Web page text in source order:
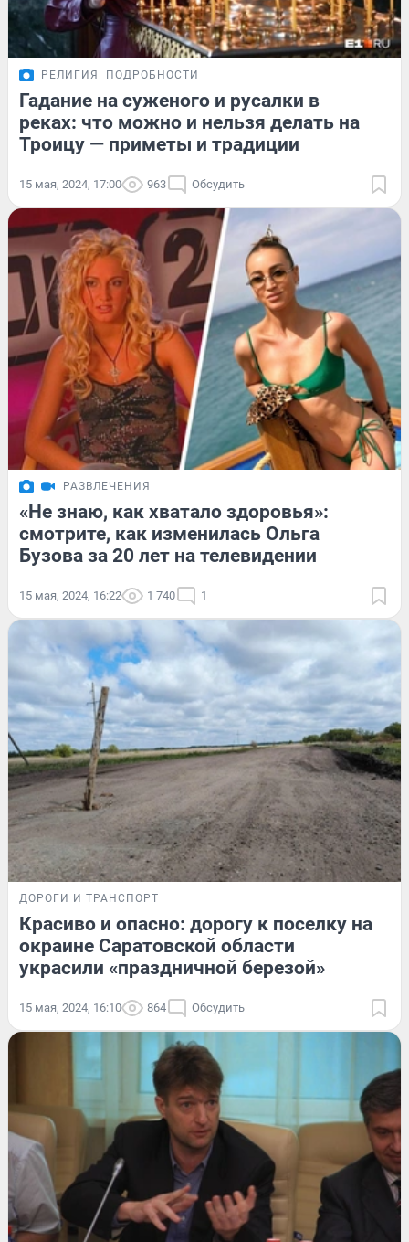
РЕЛИГИЯ ПОДРОБНОСТИ
Гадание на суженого и русалки в
реках: что можно и нельзя делать на
Троицу — приметы и традиции
15 мая, 2024, 17:00 963 Обсудить
РАЗВЛЕЧЕНИЯ
«Не знаю, как хватало здоровья»:
смотрите, как изменилась Ольга
Бузова за 20 лет на телевидении
15 мая, 2024, 16:22 1 740 1
ДОРОГИ И ТРАНСПОРТ
Красиво и опасно: дорогу к поселку на
окраине Саратовской области
украсили «праздничной березой»
15 мая, 2024, 16:10 864 Обсудить